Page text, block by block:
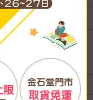
1
無庫存